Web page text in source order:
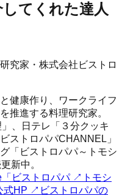
てくれた達人
究家・株式会社ビストロ
健康作り、ワークライフ
推進する料理研究家。
、日テレ「３分クッキ
ストロパパCHANNEL」
「ビストロパパ～トモシ
新中。
ビストロパパ ↗ トモシ
式HP ↗ ビストロパパの